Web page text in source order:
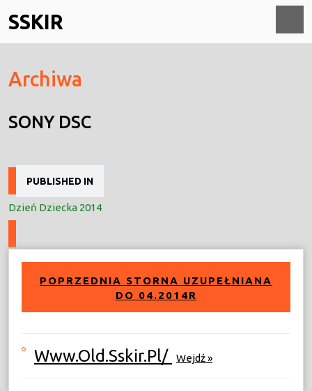
to
content
SSKIR
Archiwa
SONY DSC
Nawigacja
wpisu
PUBLISHED IN
Dzień Dziecka 2014
POPRZEDNIA STORNA UZUPEŁNIANA
DO 04.2014R
Www.old.sskir.pl/ Wejdź »